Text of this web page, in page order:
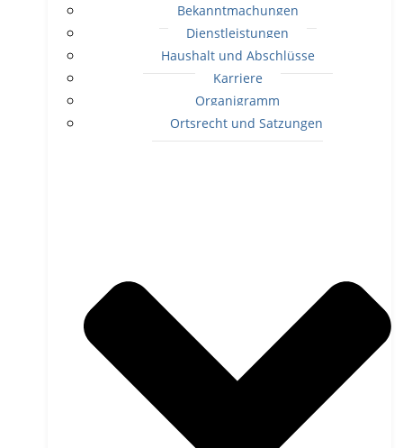
Bekanntmachungen
Dienstleistungen
Haushalt und Abschlüsse
Karriere
Organigramm
Ortsrecht und Satzungen